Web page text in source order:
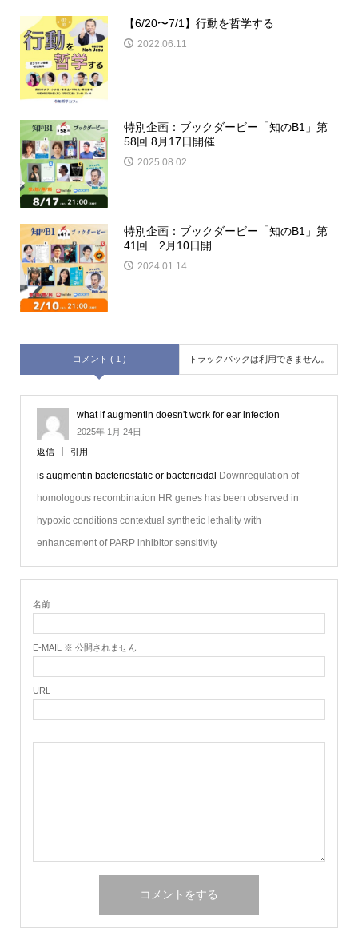
【6/20〜7/1】行動を哲学する
2022.06.11
特別企画：ブックダービー「知のB1」第
58回 8月17日開催
2025.08.02
特別企画：ブックダービー「知のB1」第
41回 2月10日開...
2024.01.14
コメント ( 1 ) トラックバックは利用できません。
what if augmentin doesn't work for ear infection
2025年 1月 24日
返信 引用
is augmentin bacteriostatic or bactericidal Downregulation of
homologous recombination HR genes has been observed in
hypoxic conditions contextual synthetic lethality with
enhancement of PARP inhibitor sensitivity
名前
E-MAIL ※ 公開されません
URL